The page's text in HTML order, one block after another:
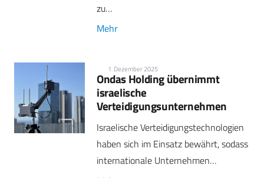
zu…
Mehr
1. Dezember 2025
Ondas Holding übernimmt
israelische
Verteidigungsunternehmen
Israelische Verteidigungstechnologien
haben sich im Einsatz bewährt, sodass
internationale Unternehmen…